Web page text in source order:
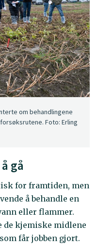
om behandlingene
Foto: Erling
gå
for framtiden, men
å behandle en
eller flammer.
de kjemiske midlene
får jobben gjort.